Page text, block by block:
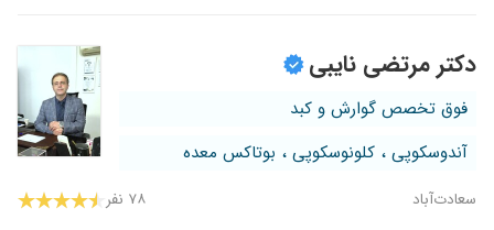
دکتر مرتضی نایبی
فوق تخصص گوارش و کبد
آندوسکوپی ، کلونوسکوپی ، بوتاکس معده
سعادت‌آباد ۷۸ نفر